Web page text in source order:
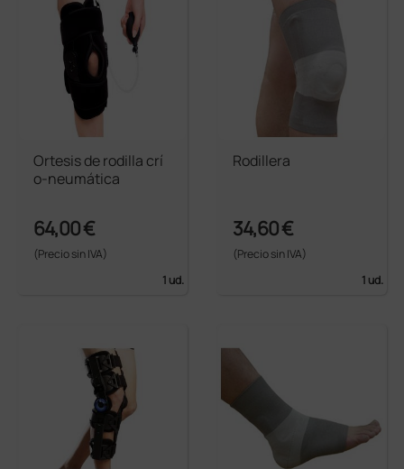
Ortesis de rodilla crí
o-neumática
64,00 €
(Precio sin IVA)
1 ud.
Rodillera
34,60 €
(Precio sin IVA)
1 ud.